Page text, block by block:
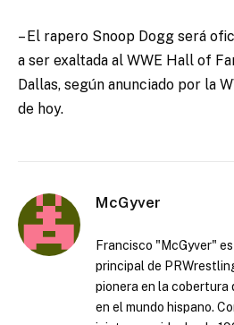
– El rapero Snoop Dogg será
a ser exaltada al WWE Hall of
Dallas, según anunciado por la
de hoy.
McGyver
Francisco "McGyver"
principal de
pionera en la
en el mundo hispano.